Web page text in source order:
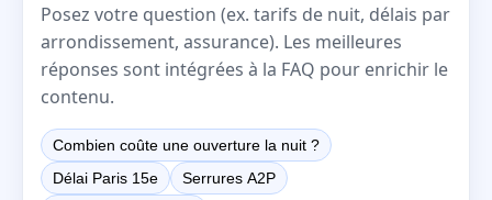
Posez votre question (ex. tarifs de nuit, délais par
arrondissement, assurance). Les meilleures
réponses sont intégrées à la FAQ pour enrichir le
contenu.
Combien coûte une ouverture la nuit ?
Délai Paris 15e
Serrures A2P